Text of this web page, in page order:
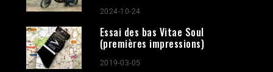
2024-10-24
Essai des bas Vitae Soul
(premières impressions)
2019-03-05